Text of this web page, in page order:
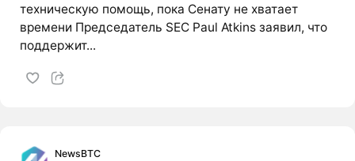
техническую помощь, пока Сенату не хватает
времени Председатель SEC Paul Atkins заявил, что
поддержит...
NewsBTC